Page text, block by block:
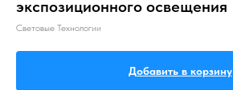
экспозиционного освещения
Световые Технологии
Добавить в корзину